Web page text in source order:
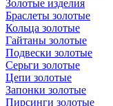
Золотые изделия
Браслеты золотые
Кольца золотые
Гайтаны золотые
Подвески золотые
Серьги золотые
Цепи золотые
Запонки золотые
Пирсинги золотые